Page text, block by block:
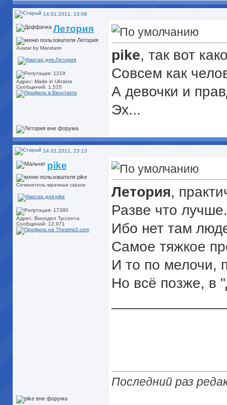
14.01.2011, 23:08
Летория
Avatar by Mandarin
Адрес: Made in Ukraine
Сообщений: 1,515
pike, так вот
Совсем как
А девочки и
Эх...
14.01.2011, 23:13
pike
Сочинитель мрачных сказок
Адрес: Винодел Туссента
Сообщений: 12,971
Летория,
Разве что лучше.
Ибо нет там
Самое тяжкое
И то по мелочи,
Но всё позже, в
Последний раз